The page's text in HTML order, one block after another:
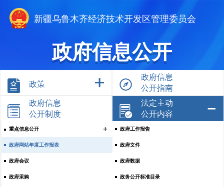
新疆乌鲁木齐经济技术开发区管理委员会
政府信息公开
政策
政府信息
公开指南
政府信息
公开制度
法定主动
公开内容
重点信息公开 政府工作报告
政府网站年度工作报表 政府文件
政府会议 政府数据
政府采购 政务公开标准目录